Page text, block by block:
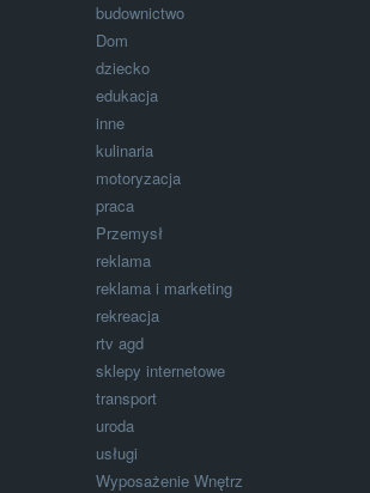
budownictwo
Dom
dziecko
edukacja
inne
kulinaria
motoryzacja
praca
Przemysł
reklama
reklama i marketing
rekreacja
rtv agd
sklepy internetowe
transport
uroda
usługi
Wyposażenie Wnętrz